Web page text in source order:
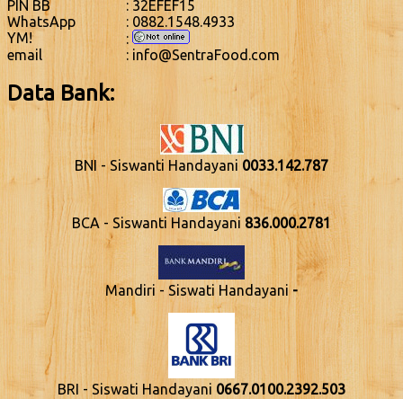
PIN BB
: 32EFEF15
WhatsApp
: 0882.1548.4933
YM!
:
email
: info@SentraFood.com
Data Bank:
BNI - Siswanti Handayani 0033.142.787
BCA - Siswanti Handayani 836.000.2781
Mandiri - Siswati Handayani -
BRI - Siswati Handayani 0667.0100.2392.503